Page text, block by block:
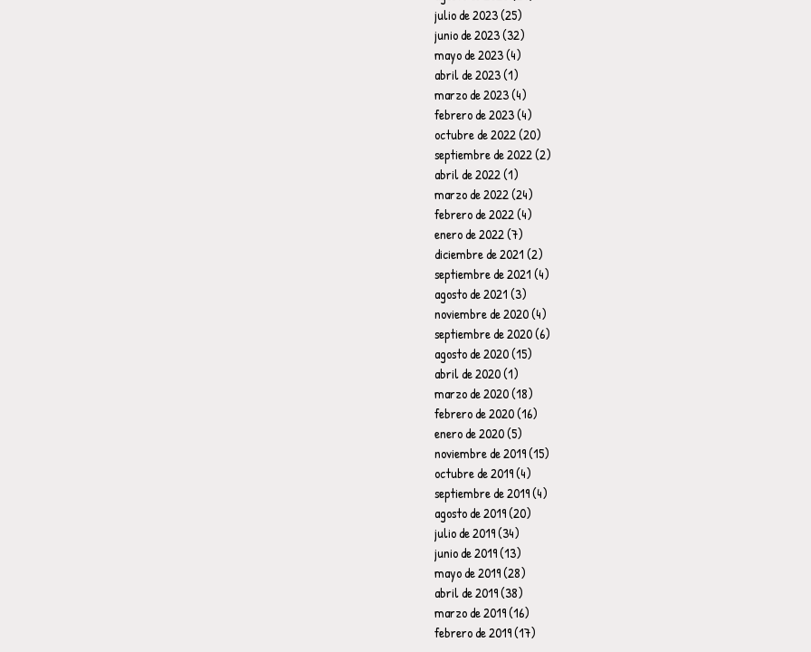
julio de 2023(25)
junio de 2023(32)
mayo de 2023(4)
abril de 2023(1)
marzo de 2023(4)
febrero de 2023(4)
octubre de 2022(20)
septiembre de 2022(2)
abril de 2022(1)
marzo de 2022(24)
febrero de 2022(4)
enero de 2022(7)
diciembre de 2021(2)
septiembre de 2021(4)
agosto de 2021(3)
noviembre de 2020(4)
septiembre de 2020(6)
agosto de 2020(15)
abril de 2020(1)
marzo de 2020(18)
febrero de 2020(16)
enero de 2020(5)
noviembre de 2019(15)
octubre de 2019(4)
septiembre de 2019(4)
agosto de 2019(20)
julio de 2019(34)
junio de 2019(13)
mayo de 2019(28)
abril de 2019(38)
marzo de 2019(16)
febrero de 2019(17)